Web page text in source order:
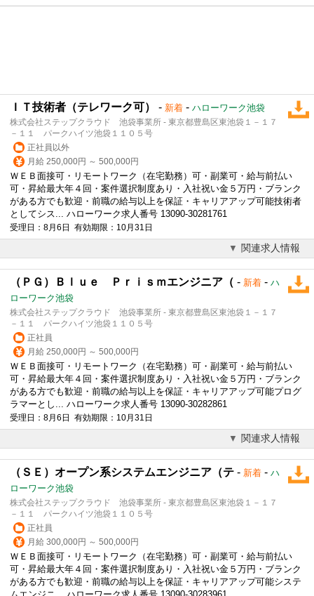
ＩＴ技術者（テレワーク可） - 新着 - ハローワーク池袋
株式会社ステップクラウド 池袋事業所 - 東京都豊島区東池袋１－１７
－１１ パークハイツ池袋１１０５号
正社員以外
月給 250,000円 ～ 500,000円
ＷＥＢ面接可・リモートワーク（在宅勤務）可・副業可・給与前払い
可・昇給最大年４回・案件選択制度あり・入社祝い金５万円・ブランク
がある方でも歓迎・前職の給与以上を保証・キャリアアップ可能技術者
としてシス... ハローワーク求人番号 13090-30281761
受理日：8月6日 有効期限：10月31日
関連求人情報
（ＰＧ）Ｂｌｕｅ Ｐｒｉｓｍエンジニア（ - 新着 - ハ
ローワーク池袋
株式会社ステップクラウド 池袋事業所 - 東京都豊島区東池袋１－１７
－１１ パークハイツ池袋１１０５号
正社員
月給 250,000円 ～ 500,000円
ＷＥＢ面接可・リモートワーク（在宅勤務）可・副業可・給与前払い
可・昇給最大年４回・案件選択制度あり・入社祝い金５万円・ブランク
がある方でも歓迎・前職の給与以上を保証・キャリアアップ可能プログ
ラマーとし... ハローワーク求人番号 13090-30282861
受理日：8月6日 有効期限：10月31日
関連求人情報
（ＳＥ）オープン系システムエンジニア（テ - 新着 - ハ
ローワーク池袋
株式会社ステップクラウド 池袋事業所 - 東京都豊島区東池袋１－１７
－１１ パークハイツ池袋１１０５号
正社員
月給 300,000円 ～ 500,000円
ＷＥＢ面接可・リモートワーク（在宅勤務）可・副業可・給与前払い
可・昇給最大年４回・案件選択制度あり・入社祝い金５万円・ブランク
がある方でも歓迎・前職の給与以上を保証・キャリアアップ可能システ